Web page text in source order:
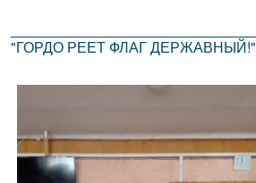
"ГОРДО РЕЕТ ФЛАГ ДЕРЖАВНЫЙ!"